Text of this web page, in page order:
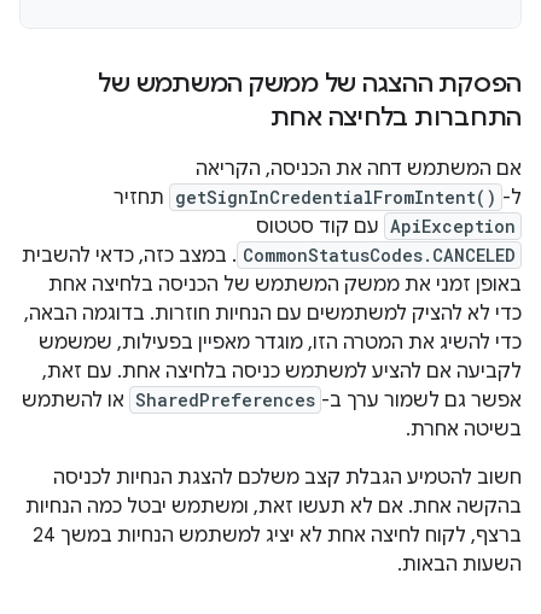
הפסקת ההצגה של ממשק המשתמש של
התחברות בלחיצה אחת
אם המשתמש דחה את הכניסה, הקריאה
ל- getSignInCredentialFromIntent() תחזיר
ApiException עם קוד סטטוס
CommonStatusCodes.CANCELED . במצב כזה, כדאי להשבית
באופן זמני את ממשק המשתמש של הכניסה בלחיצה אחת
כדי לא להציק למשתמשים עם הנחיות חוזרות. בדוגמה הבאה,
כדי להשיג את המטרה הזו, מוגדר מאפיין בפעילות, שמשמש
לקביעה אם להציע למשתמש כניסה בלחיצה אחת. עם זאת,
אפשר גם לשמור ערך ב- SharedPreferences או להשתמש
בשיטה אחרת.
חשוב להטמיע הגבלת קצב משלכם להצגת הנחיות לכניסה
בהקשה אחת. אם לא תעשו זאת, ומשתמש יבטל כמה הנחיות
ברצף, לקוח לחיצה אחת לא יציג למשתמש הנחיות במשך 24
השעות הבאות.